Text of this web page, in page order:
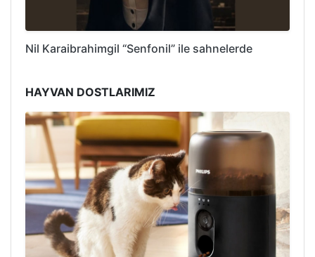
Nil Karaibrahimgil “Senfonil” ile sahnelerde
HAYVAN DOSTLARIMIZ